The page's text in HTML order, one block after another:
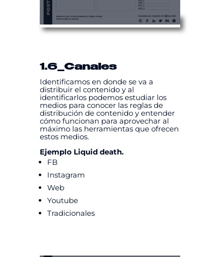
1.6_Canales
Identificamos en donde se va a
distribuir el contenido y al
identificarlos podemos estudiar los
medios para conocer las reglas de
distribución de contenido y entender
cómo funcionan para aprovechar al
máximo las herramientas que ofrecen
estos medios.
Ejemplo Liquid death.
FB
Instagram
Web
Youtube
Tradicionales